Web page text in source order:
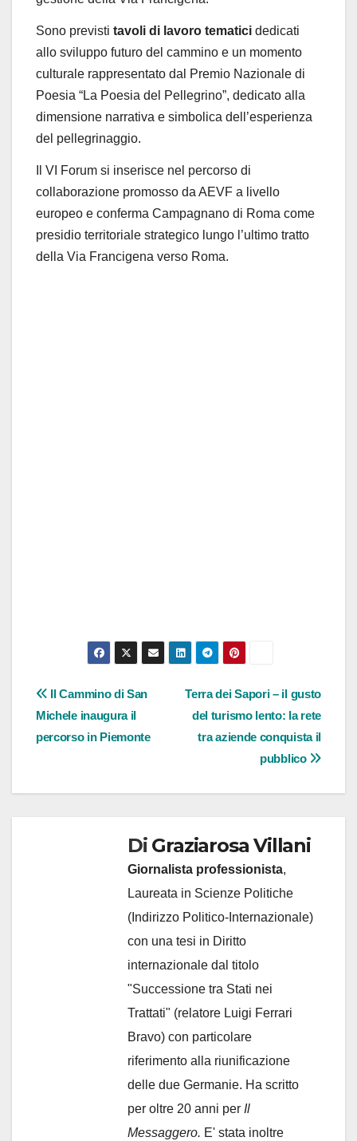
Sono previsti tavoli di lavoro tematici dedicati
allo sviluppo futuro del cammino e un momento
culturale rappresentato dal Premio Nazionale di
Poesia “La Poesia del Pellegrino”, dedicato alla
dimensione narrativa e simbolica dell’esperienza
del pellegrinaggio.
Il VI Forum si inserisce nel percorso di
collaborazione promosso da AEVF a livello
europeo e conferma Campagnano di Roma come
presidio territoriale strategico lungo l’ultimo tratto
della Via Francigena verso Roma.
Navigazione
articoli
Terra dei Sapori – il gusto
del turismo lento: la rete
tra aziende conquista il
pubblico
Il Cammino di San
Michele inaugura il
percorso in Piemonte
Di Graziarosa Villani
Giornalista professionista,
Laureata in Scienze Politiche
(Indirizzo Politico-Internazionale)
con una tesi in Diritto
internazionale dal titolo
"Successione tra Stati nei
Trattati" (relatore Luigi Ferrari
Bravo) con particolare
riferimento alla riunificazione
delle due Germanie. Ha scritto
per oltre 20 anni per Il
Messaggero. E' stata inoltre